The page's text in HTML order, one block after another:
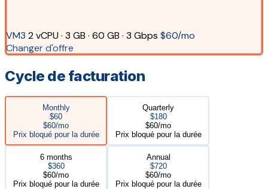
VM3 2 vCPU · 3 GB · 60 GB · 3 Gbps $60/mo
Changer d'offre
Cycle de facturation
Monthly
$60
$60/mo
Prix bloqué pour la durée
Quarterly
$180
$60/mo
Prix bloqué pour la durée
6 months
$360
$60/mo
Prix bloqué pour la durée
Annual
$720
$60/mo
Prix bloqué pour la durée